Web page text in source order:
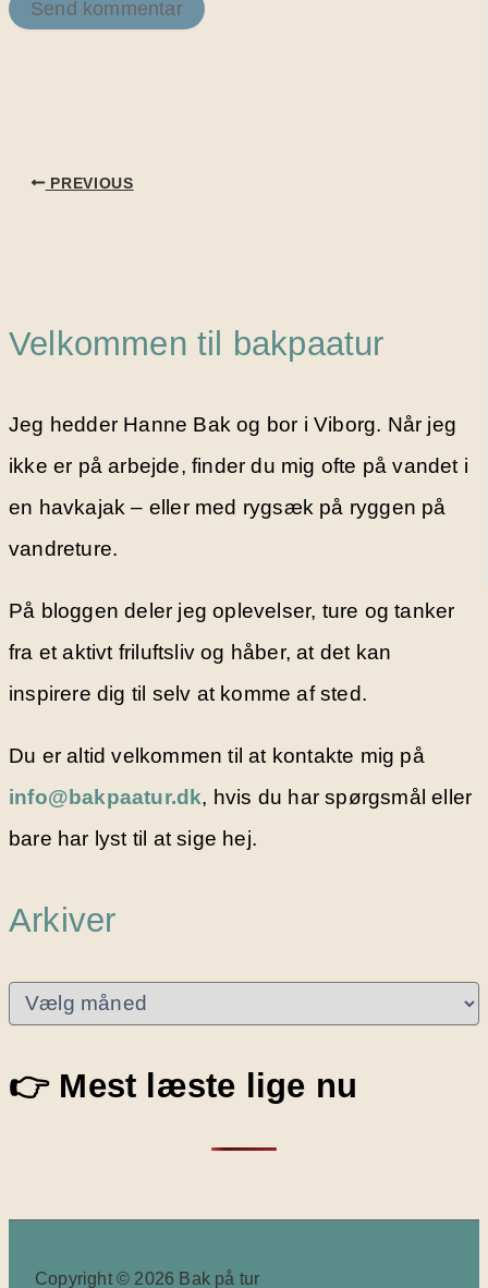
PREVIOUS
Velkommen til bakpaatur
Jeg hedder Hanne Bak og bor i Viborg. Når jeg
ikke er på arbejde, finder du mig ofte på vandet i
en havkajak – eller med rygsæk på ryggen på
vandreture.
På bloggen deler jeg oplevelser, ture og tanker
fra et aktivt friluftsliv og håber, at det kan
inspirere dig til selv at komme af sted.
Du er altid velkommen til at kontakte mig på
info@bakpaatur.dk, hvis du har spørgsmål eller
bare har lyst til at sige hej.
Arkiver
v
e
👉 Mest læste lige nu
Copyright © 2026 Bak på tur